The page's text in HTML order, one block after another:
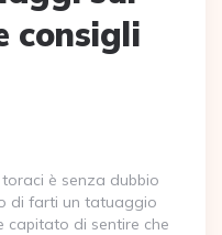
consigli
è senza dubbio
di farti un tatuaggio
capitato di sentire che